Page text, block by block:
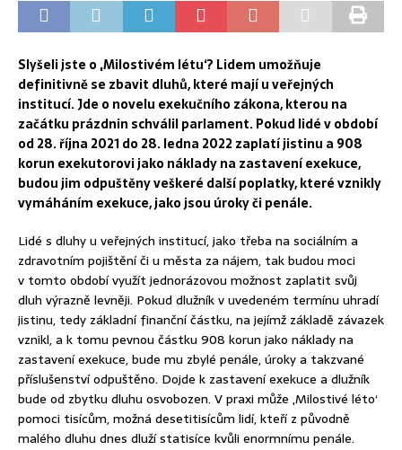
Slyšeli jste o ‚Milostivém létu‘? Lidem umožňuje
definitivně se zbavit dluhů, které mají u veřejných
institucí. Jde o novelu exekučního zákona, kterou na
začátku prázdnin schválil parlament. Pokud lidé v období
od 28. října 2021 do 28. ledna 2022 zaplatí jistinu a 908
korun exekutorovi jako náklady na zastavení exekuce,
budou jim odpuštěny veškeré další poplatky, které vznikly
vymáháním exekuce, jako jsou úroky či penále.
Lidé s dluhy u veřejných institucí, jako třeba na sociálním a
zdravotním pojištění či u města za nájem, tak budou moci
v tomto období využít jednorázovou možnost zaplatit svůj
dluh výrazně levněji. Pokud dlužník v uvedeném termínu uhradí
jistinu, tedy základní finanční částku, na jejímž základě závazek
vznikl, a k tomu pevnou částku 908 korun jako náklady na
zastavení exekuce, bude mu zbylé penále, úroky a takzvané
příslušenství odpuštěno. Dojde k zastavení exekuce a dlužník
bude od zbytku dluhu osvobozen. V praxi může ‚Milostivé léto‘
pomoci tisícům, možná desetitisícům lidí, kteří z původně
malého dluhu dnes dluží statisíce kvůli enormnímu penále.